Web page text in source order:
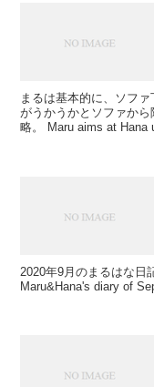
まるは基本的に、ソフ
がうかうかとソファか
略。 Maru aims at Hana under the
2020年9月のまるはな日
Maru&Hana's diary of